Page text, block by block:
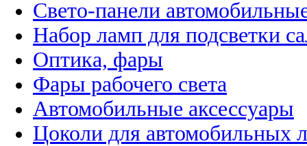
Свето-панели
Набор ламп для подсветки
Оптика, фары
Фары рабочего света
Автомобильные аксессуары
Цоколи для автомобильных